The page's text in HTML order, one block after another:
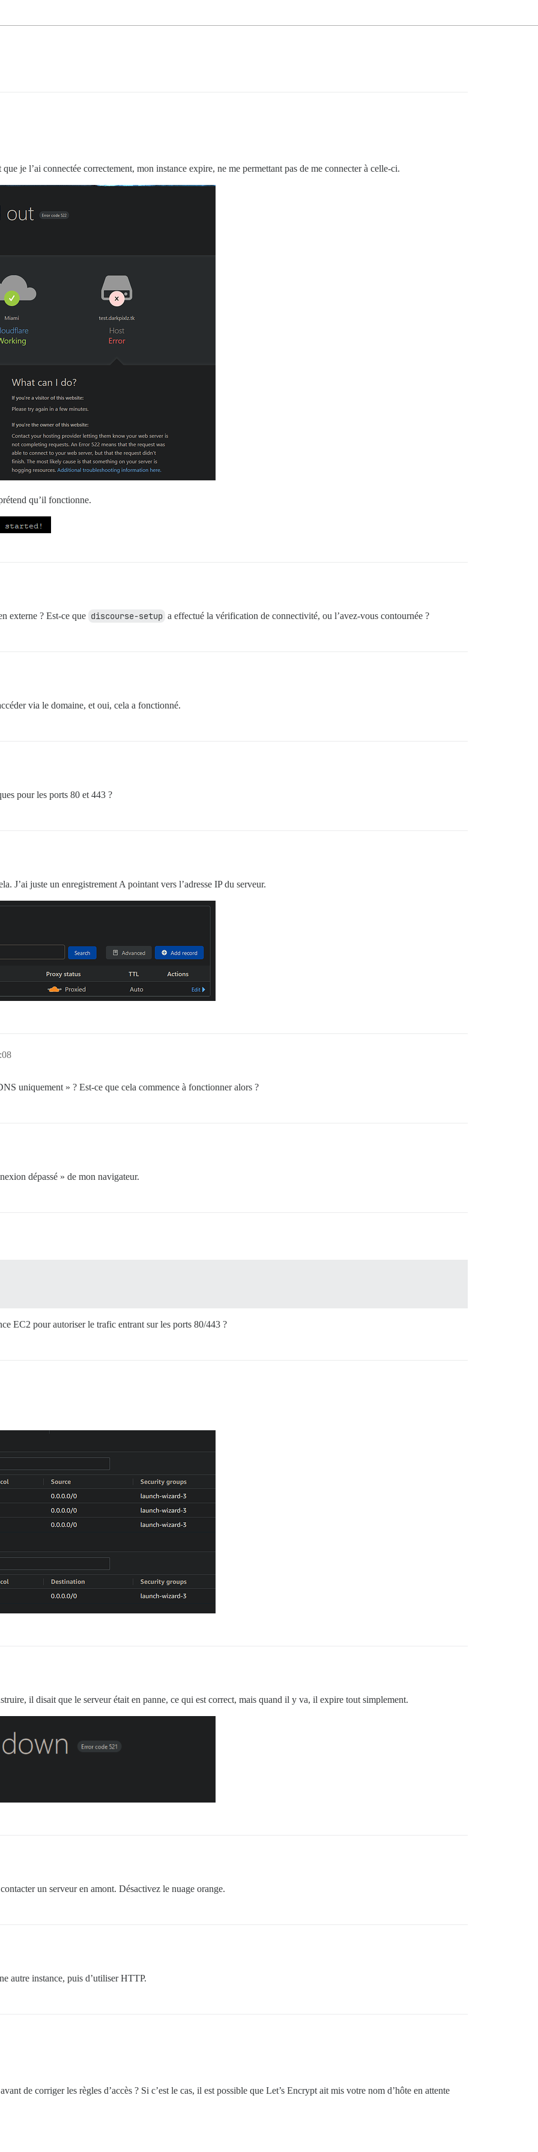
je l’ai connectée correctement, mon instance expire, ne me permettant pas de me connecter à celle-ci.
qu’il fonctionne.
externe ? Est-ce que discourse-setup a effectué la vérification de connectivité, ou l’avez-vous contournée ?
via le domaine, et oui, cela a fonctionné.
pour les ports 80 et 443 ?
J’ai juste un enregistrement A pointant vers l’adresse IP du serveur.
uniquement » ? Est-ce que cela commence à fonctionner alors ?
dépassé » de mon navigateur.
EC2 pour autoriser le trafic entrant sur les ports 80/443 ?
il disait que le serveur était en panne, ce qui est correct, mais quand il y va, il expire tout simplement.
un serveur en amont. Désactivez le nuage orange.
autre instance, puis d’utiliser HTTP.
de corriger les règles d’accès ? Si c’est le cas, il est possible que Let’s Encrypt ait mis votre nom d’hôte en attente